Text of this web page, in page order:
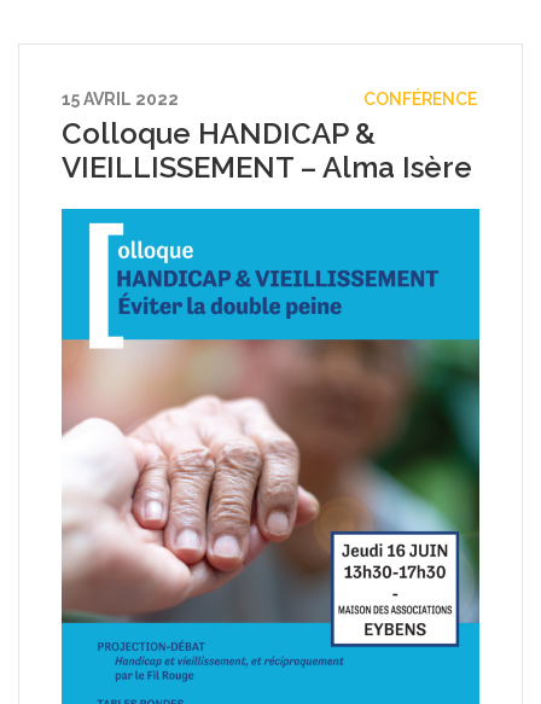
15 AVRIL 2022 CONFÉRENCE
Colloque HANDICAP &
VIEILLISSEMENT – Alma Isère